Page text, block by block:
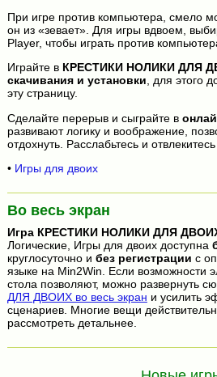
При игре против компьютера, смело
он из «зевает». Для игры вдвоем,
Player, чтобы играть против
Играйте в КРЕСТИКИ НОЛИКИ ДЛЯ
скачивания и установки, для этого
эту страницу.
Сделайте перерыв и сыграйте в
развивают логику и воображение,
отдохнуть. Расслабьтесь и
• Игры для двоих
Во весь экран
Игра КРЕСТИКИ НОЛИКИ ДЛЯ
Логические, Игры для двоих доступна
круглосуточно и без регистрации с
языке на Min2Win. Если возможности
стола позволяют, можно развернуть
ДЛЯ ДВОИХ во весь экран и усилить
сценариев. Многие вещи
рассмотреть детальнее.